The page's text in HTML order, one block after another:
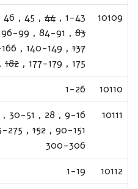
10109
1-43
,
44
,
45
,
46
83
,
84-91
,
96-99
137
,
140-149
,
175
,
177-179
,
182
,
10110
1-26
10111
9-16
,
28
,
30-51
,
90-151
,
152
,
275
300-306
10112
1-19